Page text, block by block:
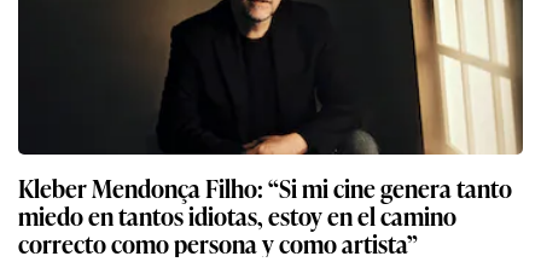
Kleber Mendonça Filho: “Si mi cine genera tanto
miedo en tantos idiotas, estoy en el camino
correcto como persona y como artista”